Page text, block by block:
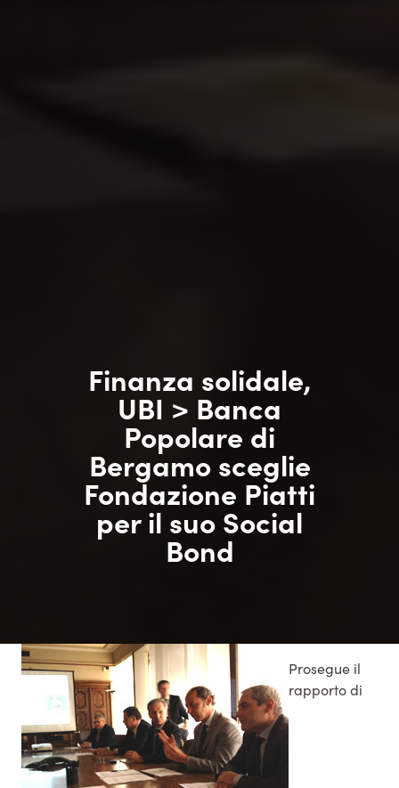
Finanza solidale,
UBI > Banca
Popolare di
Bergamo sceglie
Fondazione Piatti
per il suo Social
Bond
Prosegue il
rapporto di